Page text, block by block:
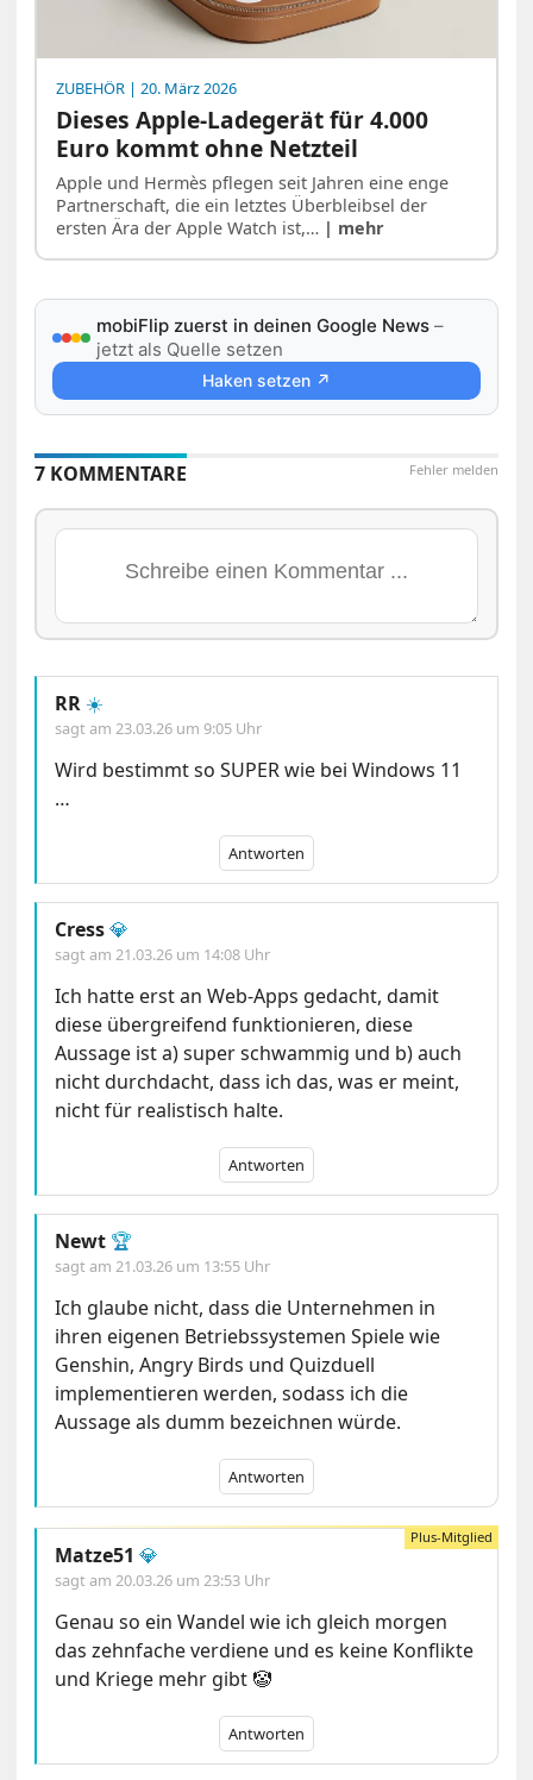
ZUBEHÖR | 20. März 2026
Dieses Apple-Ladegerät für 4.000
Euro kommt ohne Netzteil
Apple und Hermès pflegen seit Jahren eine enge
Partnerschaft, die ein letztes Überbleibsel der
ersten Ära der Apple Watch ist,… | mehr
mobiFlip zuerst in deinen Google News –
jetzt als Quelle setzen
Haken setzen ↗
Fehler melden
7 KOMMENTARE
RR ☀️
sagt am23.03.26 um 9:05 Uhr
Wird bestimmt so SUPER wie bei Windows 11
…
Antworten
Cress💎
sagt am21.03.26 um 14:08 Uhr
Ich hatte erst an Web-Apps gedacht, damit
diese übergreifend funktionieren, diese
Aussage ist a) super schwammig und b) auch
nicht durchdacht, dass ich das, was er meint,
nicht für realistisch halte.
Antworten
Newt 🏆
sagt am21.03.26 um 13:55 Uhr
Ich glaube nicht, dass die Unternehmen in
ihren eigenen Betriebssystemen Spiele wie
Genshin, Angry Birds und Quizduell
implementieren werden, sodass ich die
Aussage als dumm bezeichnen würde.
Antworten
Matze51 💎
sagt am20.03.26 um 23:53 Uhr
Genau so ein Wandel wie ich gleich morgen
das zehnfache verdiene und es keine Konflikte
und Kriege mehr gibt 🤡
Antworten